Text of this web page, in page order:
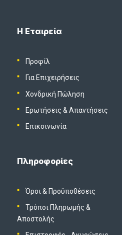
Η Εταιρεία
Προφίλ
Για Επιχειρήσεις
Χονδρική Πώληση
Ερωτήσεις & Απαντήσεις
Επικοινωνία
Πληροφορίες
Όροι & Προϋποθέσεις
Τρόποι Πληρωμής &
Αποστολής